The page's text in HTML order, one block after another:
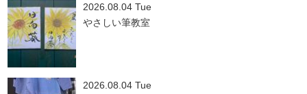
2026.08.04 Tue
やさしい筆教室
2026.08.04 Tue